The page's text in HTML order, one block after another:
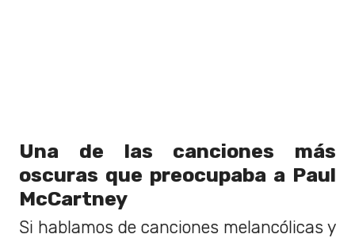
Una de las canciones más
oscuras que preocupaba a Paul
McCartney
Si hablamos de canciones melancólicas y